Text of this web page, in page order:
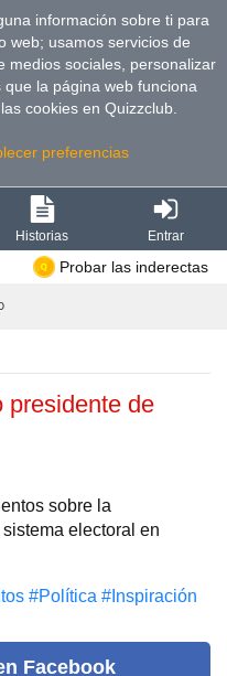
información sobre ti para
web; usamos servicios de
medios sociales, personalizar
la página web funciona
cookies en Quizzclub.
preferencias
Historias Entrar
Probar las inderectas
presidente de
sobre la
electoral en
#Política #Inspiración
Facebook